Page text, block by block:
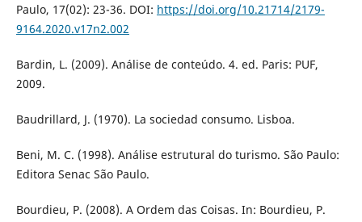
Paulo, 17(02): 23-36. DOI: https://doi.org/10.21714/2179-
9164.2020.v17n2.002
Bardin, L. (2009). Análise de conteúdo. 4. ed. Paris: PUF,
2009.
Baudrillard, J. (1970). La sociedad consumo. Lisboa.
Beni, M. C. (1998). Análise estrutural do turismo. São Paulo:
Editora Senac São Paulo.
Bourdieu, P. (2008). A Ordem das Coisas. In: Bourdieu, P.